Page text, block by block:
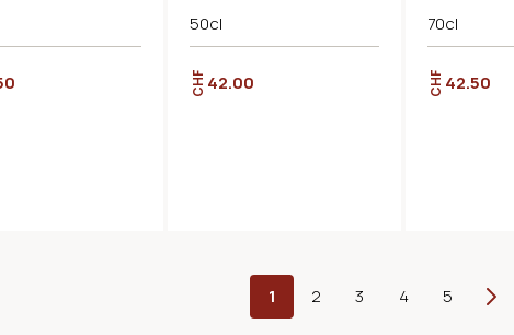
50cl
CHF 42.00
70cl
CHF 42.50
1 2 3 4 5 Weiter